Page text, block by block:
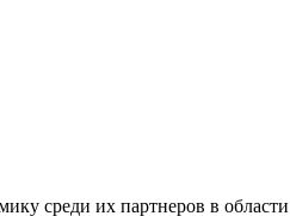
среди их партнеров в